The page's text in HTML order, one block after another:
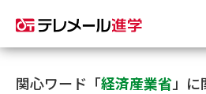
資料請求
関心ワード「経済産業省」